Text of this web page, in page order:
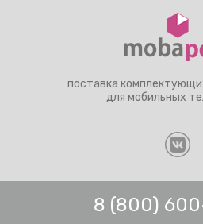
поставка
для мобильных
8 (800)